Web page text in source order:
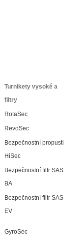
Turnikety vysoké a
filtry
RotaSec
RevoSec
Bezpečnostní propusti
HiSec
Bezpečnostní filtr SAS
BA
Bezpečnostní filtr SAS
EV
GyroSec